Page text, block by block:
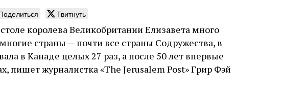
Твитнуть
королева Великобритании Елизавета много
страны — почти все страны Содружества, в
в Канаде целых 27 раз, а после 50 лет впервые
пишет журналистка «The Jerusalem Post» Грир Фэй
ишува
Монтажник фирмы «Топф
и сыновья»
Еврейская звезда
Буэнос‑Айреса